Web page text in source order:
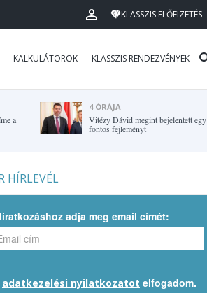
KLASSZIS ELŐFIZETÉS
KALKULÁTOROK KLASSZIS RENDEZVÉNYEK
a
4 ÓRÁJA
Vitézy Dávid megint bejelentett egy
fontos fejleményt
HÍRLEVÉL
adja meg email címét:
adatkezelési nyilatkozatot elfogadom.